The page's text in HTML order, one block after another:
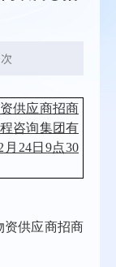
供应商招商
咨询集团有
月24日9点30
资供应商招商